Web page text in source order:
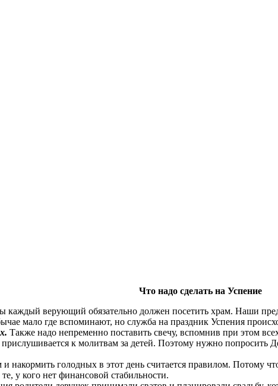
Что надо сделать на Успение
каждый верующий обязательно должен посетить храм. Наши
мало где вспоминают, но служба на праздник Успения
Также надо непременно поставить свечу, вспомнив при этом
к молитвам за детей. Поэтому нужно
накормить голодных в этот день считается правилом. Потому
у кого нет финансовой стабильности.